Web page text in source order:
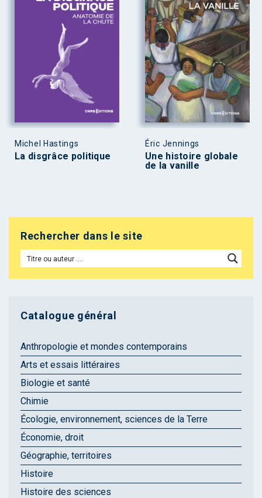
Michel Hastings
La disgrâce politique
Éric Jennings
Une histoire globale
de la vanille
Rechercher dans le site
Catalogue général
Anthropologie et mondes contemporains
Arts et essais littéraires
Biologie et santé
Chimie
Écologie, environnement, sciences de la Terre
Économie, droit
Géographie, territoires
Histoire
Histoire des sciences